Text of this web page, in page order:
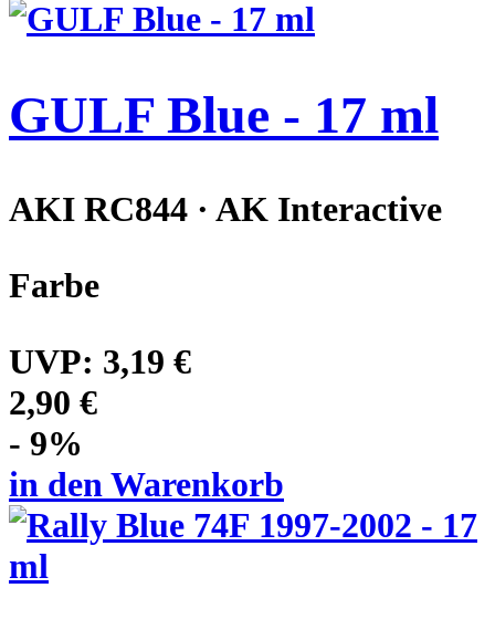
GULF Blue - 17 ml
AKI RC844 · AK Interactive
Farbe
UVP: 3,19 €
2,90 €
- 9%
in den Warenkorb